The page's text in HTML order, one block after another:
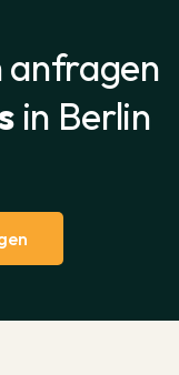
anfragen
in Berlin